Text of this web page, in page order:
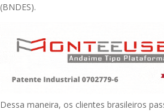
(BNDES).
Dessa maneira, os clientes brasileiros